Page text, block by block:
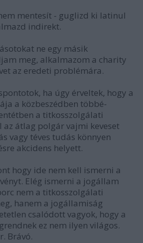
mentesít - guglizd ki latinul
indirekt.
ne egy másik
meg, alkalmazom a charity
az eredeti problémára.
ha úgy érveltek, hogy a
a közbeszédben többé-
a titkosszolgálati
az átlag polgár vajmi keveset
vagy téves tudás könnyen
akcidens helyett.
hogy ide nem kell ismerni a
Elég ismerni a jogállam
nem a titkosszolgálati
hanem a jogállamiság
csalódott vagyok, hogy a
ez nem ilyen világos.
Brávó.